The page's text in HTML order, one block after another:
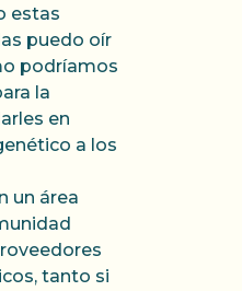
estas
puedo oír
podríamos
la
en
a los
un área
tanto si